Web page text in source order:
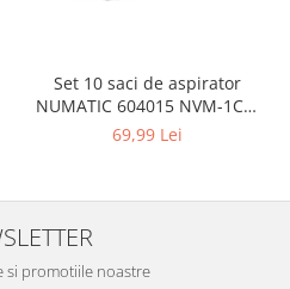
Set 10 saci de aspirator
NUMATIC 604015 NVM-1CH,
9L
69,99 Lei
si promotiile noastre